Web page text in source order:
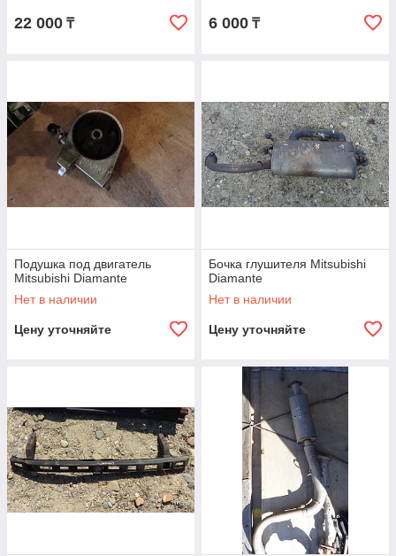
22 000 ₸ 6 000 ₸
Подушка под двигатель
Mitsubishi Diamante
Нет в наличии
Цену уточняйте
Бочка глушителя Mitsubishi
Diamante
Нет в наличии
Цену уточняйте